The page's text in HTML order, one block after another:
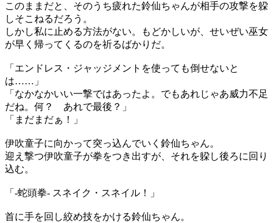
このままだと、そのうち疲れた鈴仙ちゃんが相手の攻撃を躱
しそこねるだろう。
しかし私に止める方法がない。もどかしいが、せいぜい巫女
が早く帰ってくるのを祈るばかりだ。
「エンドレス・ジャッジメントを使っても倒せないと
は……」
「なかなかいい一撃ではあったよ。でもあれじゃあ威力不足
だね。何？ あれで最後？」
「まだまだぁ！」
伊吹童子に向かって突っ込んでいく鈴仙ちゃん。
迎え撃つ伊吹童子が拳をつき出すが、それを躱し後ろに回り
込む。
「-蛇頭拳- スネイク・スネイル！」
首に手を回し絞め技をかける鈴仙ちゃん。